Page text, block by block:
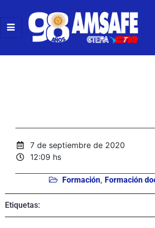
7 de septiembre de 2020
12:09 hs
Formación, Formación
Etiquetas: